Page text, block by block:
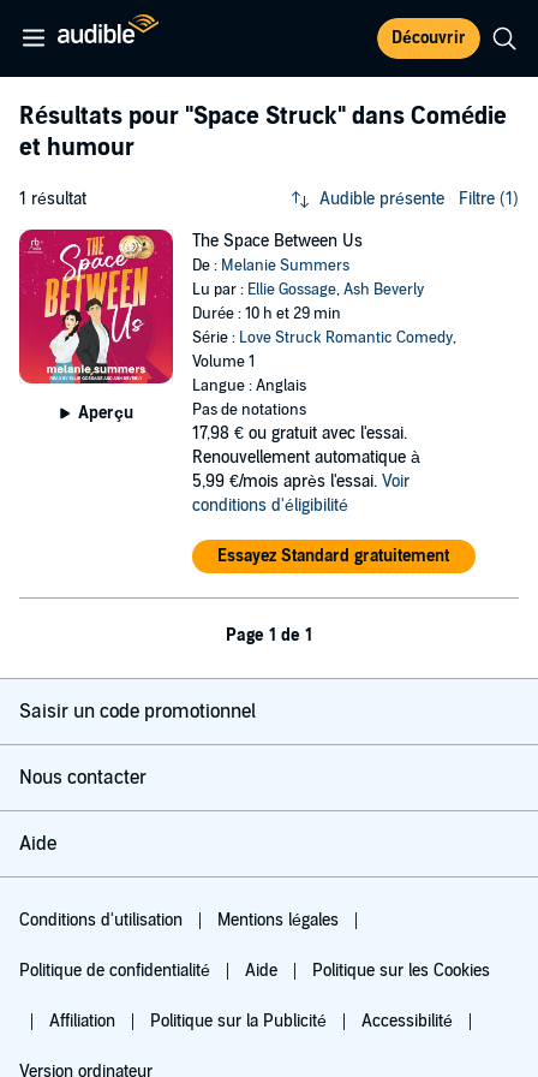
Découvrir
Résultats pour "Space Struck" dans Comédie
et humour
1 résultat Audible présente Filtre (1)
Aperçu
The Space Between Us
De : Melanie Summers
Lu par : Ellie Gossage,Ash Beverly
Durée : 10 h et 29 min
Série : Love Struck Romantic Comedy,
Volume 1
Langue : Anglais
Pas de notations
17,98 € ou gratuit avec l'essai.
Renouvellement automatique à
5,99 €/mois après l'essai. Voir
conditions d'éligibilité
Essayez Standard gratuitement
Page 1 de 1
Saisir un code promotionnel
Nous contacter
Aide
Conditions d'utilisation Mentions légales
Politique de confidentialité Aide Politique sur les Cookies
Affiliation Politique sur la Publicité Accessibilité
Version ordinateur